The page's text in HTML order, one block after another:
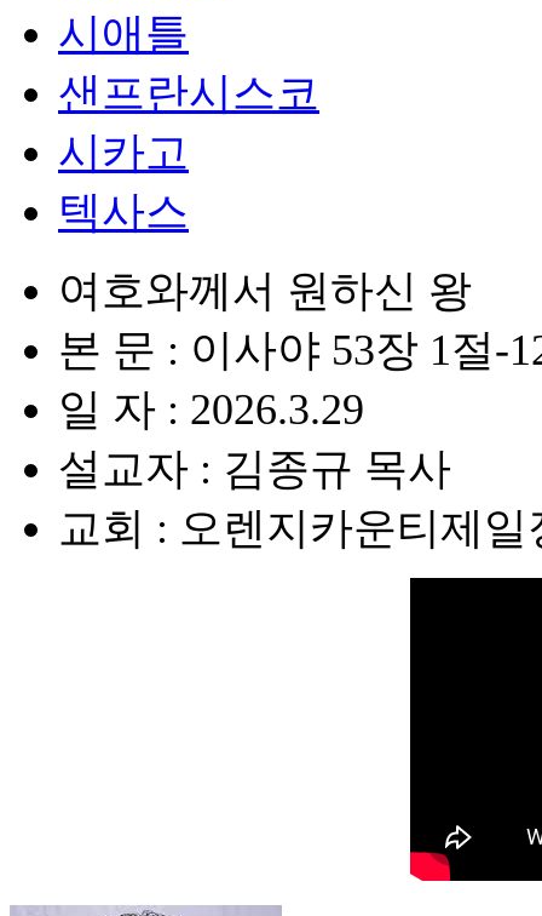
시애틀
샌프란시스코
시카고
텍사스
여호와께서 원하신 왕
본 문 : 이사야 53장 1절-
일 자 : 2026.3.29
설교자 : 김종규 목사
교회 : 오렌지카운티제